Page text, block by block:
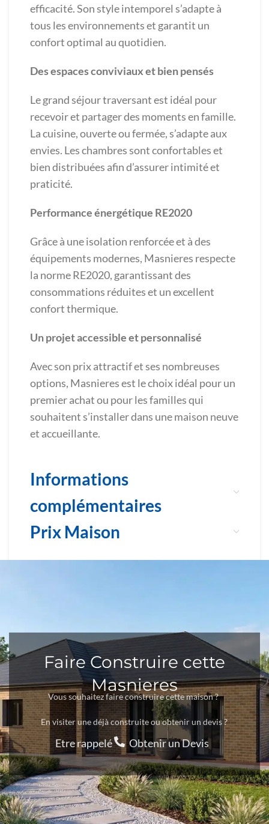
efficacité. Son style intemporel s’adapte à
tous les environnements et garantit un
confort optimal au quotidien.
Des espaces conviviaux et bien pensés
Le grand séjour traversant est idéal pour
recevoir et partager des moments en famille.
La cuisine, ouverte ou fermée, s’adapte aux
envies. Les chambres sont confortables et
bien distribuées afin d’assurer intimité et
praticité.
Performance énergétique RE2020
Grâce à une isolation renforcée et à des
équipements modernes, Masnieres respecte
la norme RE2020, garantissant des
consommations réduites et un excellent
confort thermique.
Un projet accessible et personnalisé
Avec son prix attractif et ses nombreuses
options, Masnieres est le choix idéal pour un
premier achat ou pour les familles qui
souhaitent s’installer dans une maison neuve
et accueillante.
Informations
complémentaires
Prix Maison
Faire Construire cette
Masnieres
Vous souhaitez faire construire cette maison ?
En visiter une déjà construite ou obtenir un devis ?
Etre rappelé Obtenir un Devis